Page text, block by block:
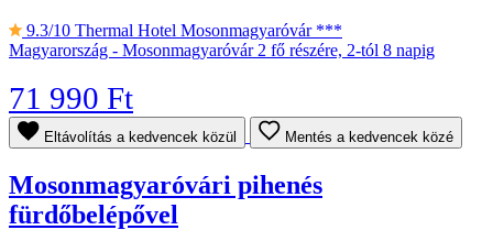
9.3/10 Thermal Hotel Mosonmagyaróvár ***
Magyarország - Mosonmagyaróvár 2 fő részére, 2-tól 8 napig
71 990 Ft
Eltávolítás a kedvencek közül Mentés a kedvencek közé
Mosonmagyaróvári pihenés
fürdőbelépővel